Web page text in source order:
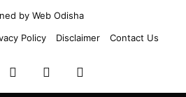
by Web Odisha
Policy Disclaimer Contact Us
TwitterYouTubeInstagram